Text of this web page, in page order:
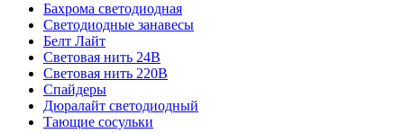
Бахрома светодиодная
Светодиодные занавесы
Белт Лайт
Световая нить 24В
Световая нить 220В
Спайдеры
Дюралайт светодиодный
Тающие сосульки